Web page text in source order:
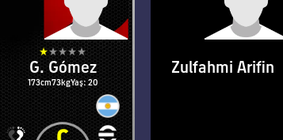
G. Gómez
173cm73kgYaş: 20
Zulfahmi Arifin